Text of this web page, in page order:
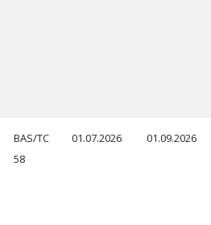
BAS/TC
58
01.07.2026 01.09.2026